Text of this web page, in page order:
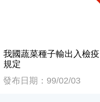
我國蔬菜種子輸出入檢疫
規定
發布日期：99/02/03